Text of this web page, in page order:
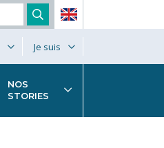
Je suis
NOS
STORIES